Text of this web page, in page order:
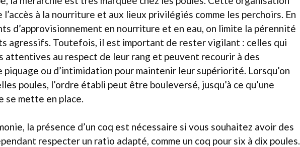
à la nourriture et aux lieux privilégiés comme les perchoirs. En
d’approvisionnement en nourriture et en eau, on limite la pérennité
agressifs. Toutefois, il est important de rester vigilant : celles qui
attentives au respect de leur rang et peuvent recourir à des
ou d’intimidation pour maintenir leur supériorité. Lorsqu’on
poules, l’ordre établi peut être bouleversé, jusqu’à ce qu’une
se mette en place.
la présence d’un coq est nécessaire si vous souhaitez avoir des
respecter un ratio adapté, comme un coq pour six à dix poules.